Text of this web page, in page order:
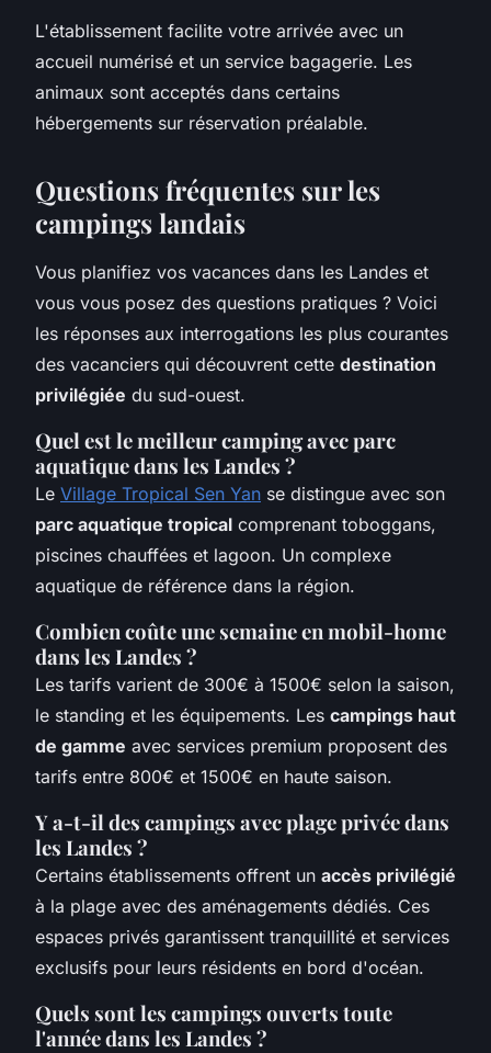
L'établissement facilite votre arrivée avec un
accueil numérisé et un service bagagerie. Les
animaux sont acceptés dans certains
hébergements sur réservation préalable.
Questions fréquentes sur les
campings landais
Vous planifiez vos vacances dans les Landes et
vous vous posez des questions pratiques ? Voici
les réponses aux interrogations les plus courantes
des vacanciers qui découvrent cette destination
privilégiée du sud-ouest.
Quel est le meilleur camping avec parc
aquatique dans les Landes ?
Le Village Tropical Sen Yan se distingue avec son
parc aquatique tropical comprenant toboggans,
piscines chauffées et lagoon. Un complexe
aquatique de référence dans la région.
Combien coûte une semaine en mobil-home
dans les Landes ?
Les tarifs varient de 300€ à 1500€ selon la saison,
le standing et les équipements. Les campings haut
de gamme avec services premium proposent des
tarifs entre 800€ et 1500€ en haute saison.
Y a-t-il des campings avec plage privée dans
les Landes ?
Certains établissements offrent un accès privilégié
à la plage avec des aménagements dédiés. Ces
espaces privés garantissent tranquillité et services
exclusifs pour leurs résidents en bord d'océan.
Quels sont les campings ouverts toute
l'année dans les Landes ?